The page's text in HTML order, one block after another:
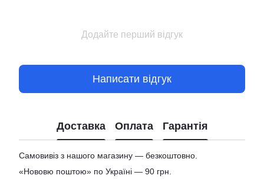
Додайте перший відгук
Написати відгук
Доставка Оплата Гарантія
Самовивіз з нашого магазину — безкоштовно.
«Нововю поштою» по Україні — 90 грн.